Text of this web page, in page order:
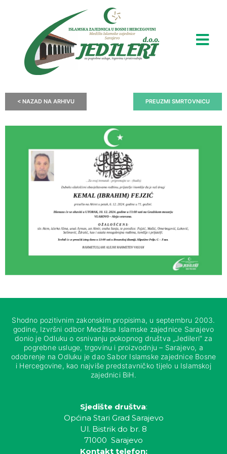
< NAZAD NA ARHIVU PREUZMI SMRTOVNICU
Shodno pozitivnim zakonskim propisima, u septembru 2003.
godine, Izvršni odbor Medžlisa Islamske zajednice Sarajevo
donio je Odluku o osnivanju pokopnog društva „Jedileri“ za
pogrebne usluge, trgovinu i proizvodnju – Sarajevo, a
odobrenje na Odluku je dao Sabor Islamske zajednice Bosne
i Hercegovine, kao najviše predstavničko tijelo u Islamskoj
zajednici BiH.
Sjedište društva:
Općina Stari Grad Sarajevo
Ul. Bistrik do br. 8
71000 Sarajevo
Kontakt telefon: